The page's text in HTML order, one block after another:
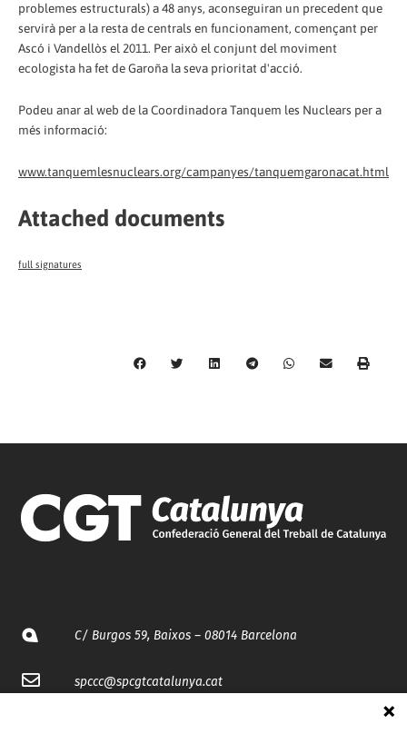
problemes estructurals) a 48 anys, aconseguiran un precedent que
servirà per a la resta de centrals en funcionament, començant per
Ascó i Vandellòs el 2011. Per això el conjunt del moviment
ecologista ha fet de Garoña la seva prioritat d'acció.
Podeu anar al web de la Coordinadora Tanquem les Nuclears per a
més informació:
www.tanquemlesnuclears.org/campanyes/tanquemgaronacat.html
Attached documents
full signatures
C/ Burgos 59, Baixos – 08014 Barcelona
spccc@spcgtcatalunya.cat